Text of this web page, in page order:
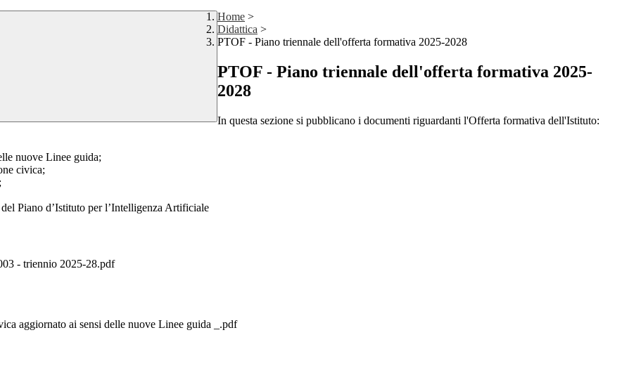
Home >
Didattica >
PTOF - Piano triennale dell'offerta formativa 2025-2028
PTOF - Piano triennale dell'offerta formativa 2025-
2028
In questa sezione si pubblicano i documenti riguardanti l'Offerta formativa dell'Istituto:
nuove Linee guida;
civica;
Piano d’Istituto per l’Intelligenza Artificiale
- triennio 2025-28.pdf
aggiornato ai sensi delle nuove Linee guida _.pdf